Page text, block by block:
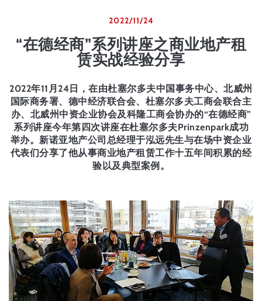
2022/11/24
“在德经商”系列讲座之商业地产租
赁实战经验分享
2022年11月24日，在由杜塞尔多夫中国事务中心、北威州
国际商务署、德中经济联合会、杜塞尔多夫工商会联合主
办、北威州中资企业协会及科隆工商会协办的“在德经商”
系列讲座今年第四次讲座在杜塞尔多夫Prinzenpark成功
举办。新诺亚地产公司总经理于泓远先生与在场中资企业
代表们分享了他从事商业地产租赁工作十五年间积累的经
验以及典型案例。